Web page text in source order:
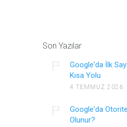
Son Yazılar
Google'da İlk
Kısa Yolu
4 TEMMUZ 2026
Google'da
Olunur?